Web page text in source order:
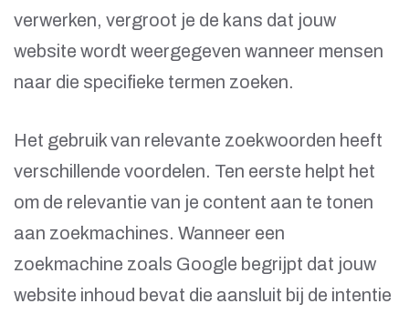
verwerken, vergroot je de kans dat jouw
website wordt weergegeven wanneer mensen
naar die specifieke termen zoeken.
Het gebruik van relevante zoekwoorden heeft
verschillende voordelen. Ten eerste helpt het
om de relevantie van je content aan te tonen
aan zoekmachines. Wanneer een
zoekmachine zoals Google begrijpt dat jouw
website inhoud bevat die aansluit bij de intentie